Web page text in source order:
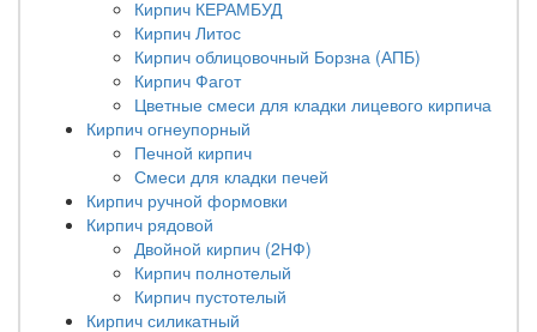
Кирпич КЕРАМБУД
Кирпич Литос
Кирпич облицовочный Борзна (АПБ)
Кирпич Фагот
Цветные смеси для кладки лицевого кирпича
Кирпич огнеупорный
Печной кирпич
Смеси для кладки печей
Кирпич ручной формовки
Кирпич рядовой
Двойной кирпич (2НФ)
Кирпич полнотелый
Кирпич пустотелый
Кирпич силикатный